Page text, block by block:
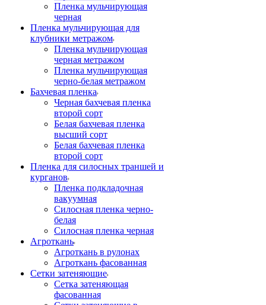
Пленка мульчирующая
черная
Пленка мульчирующая для
клубники метражом
Пленка мульчирующая
черная метражом
Пленка мульчирующая
черно-белая метражом
Бахчевая пленка
Черная бахчевая пленка
второй сорт
Белая бахчевая пленка
высший сорт
Белая бахчевая пленка
второй сорт
Пленка для силосных траншей и
курганов
Пленка подкладочная
вакуумная
Силосная пленка черно-
белая
Силосная пленка черная
Агроткань
Агроткань в рулонах
Агроткань фасованная
Сетки затеняющие
Сетка затеняющая
фасованная